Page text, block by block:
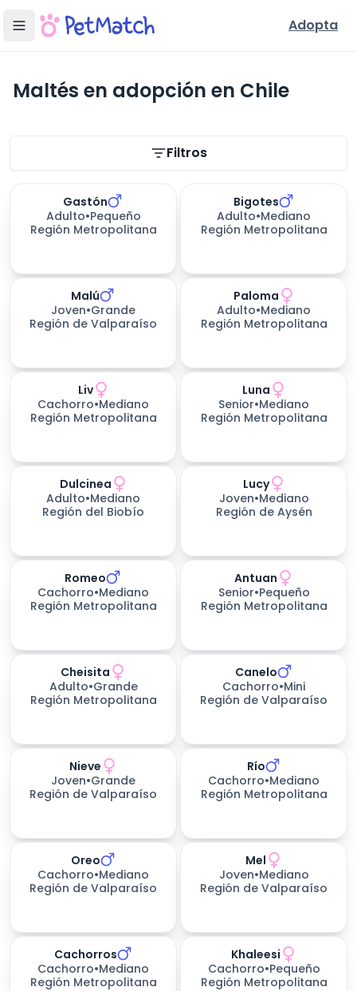
Adopta
Maltés en adopción en Chile
Filtros
Gastón
Adulto•Pequeño
Región Metropolitana
Bigotes
Adulto•Mediano
Región Metropolitana
Malú
Joven•Grande
Región de Valparaíso
Paloma
Adulto•Mediano
Región Metropolitana
Liv
Cachorro•Mediano
Región Metropolitana
Luna
Senior•Mediano
Región Metropolitana
Dulcinea
Adulto•Mediano
Región del Biobío
Lucy
Joven•Mediano
Región de Aysén
Romeo
Cachorro•Mediano
Región Metropolitana
Antuan
Senior•Pequeño
Región Metropolitana
Cheisita
Adulto•Grande
Región Metropolitana
Canelo
Cachorro•Mini
Región de Valparaíso
días esperando
Nieve
Joven•Grande
Región de Valparaíso
Río
Cachorro•Mediano
Región Metropolitana
Oreo
Cachorro•Mediano
Región de Valparaíso
Mel
Joven•Mediano
Región de Valparaíso
Cachorros
Cachorro•Mediano
Región Metropolitana
Khaleesi
Cachorro•Pequeño
Región Metropolitana